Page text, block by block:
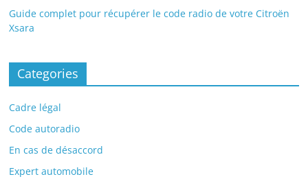
Guide complet pour récupérer le code radio de votre Citroën
Xsara
Categories
Cadre légal
Code autoradio
En cas de désaccord
Expert automobile